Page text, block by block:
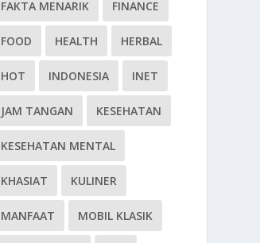
FAKTA MENARIK FINANCE
FOOD HEALTH HERBAL
HOT INDONESIA INET
JAM TANGAN KESEHATAN
KESEHATAN MENTAL
KHASIAT KULINER
MANFAAT MOBIL KLASIK